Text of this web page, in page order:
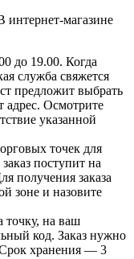
интернет-магазине
до 19.00. Когда
служба свяжется
предложит выбрать
адрес. Осмотрите
указанной
точек для
поступит на
получения заказа
зоне и назовите
точку, на ваш
код. Заказ нужно
Срок хранения — 3